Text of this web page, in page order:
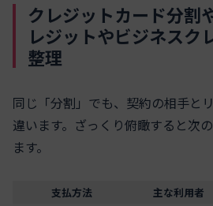
クレジットカード分割
レジットやビジネスク
整理
同じ「分割」でも、契約の相手と
違います。ざっくり俯瞰すると次
ます。
支払方法 主な利用者